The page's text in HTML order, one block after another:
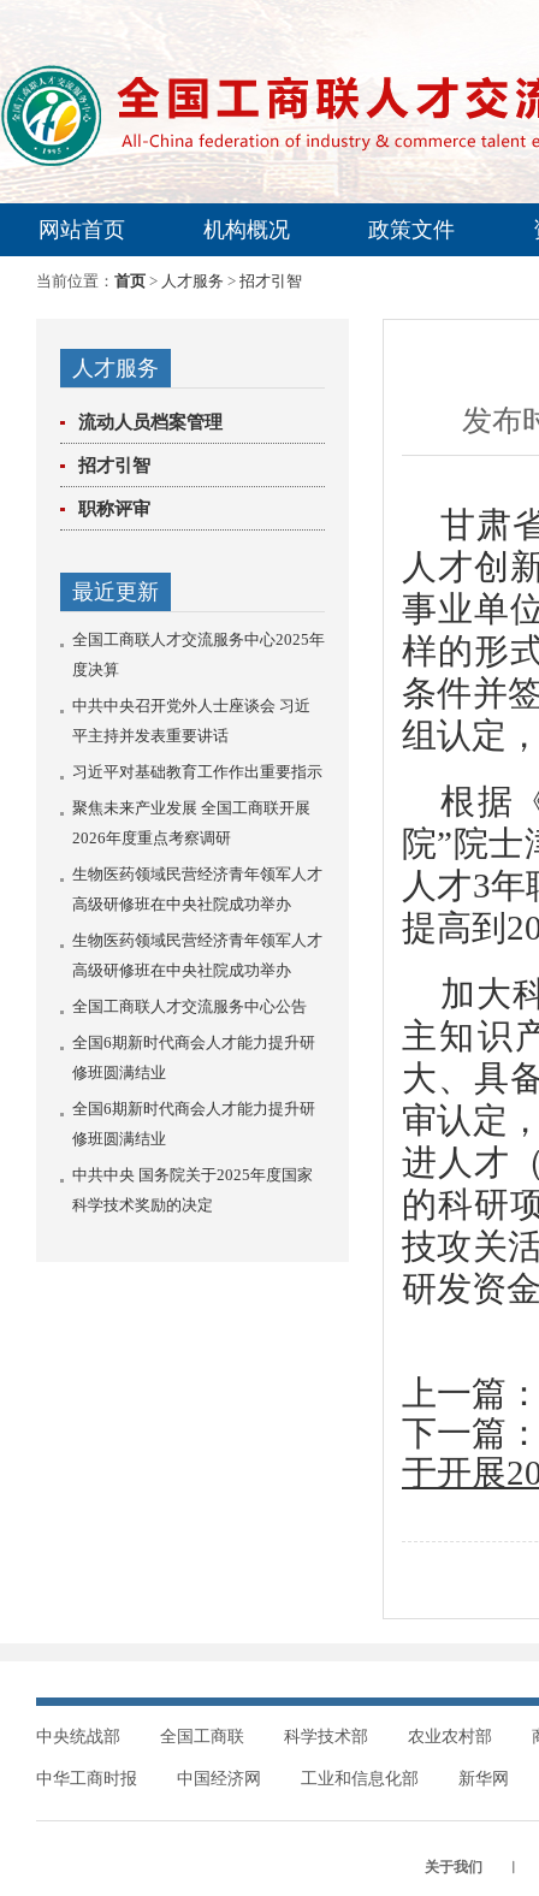
网站首页 机构概况 政策文件
专家委员会
当前位置： 首页 > 人才服务 > 招才引智
人才服务
流动人员档案管理
招才引智
职称评审
最近更新
全国工商联人才交流服务中心2025年
度决算
中共中央召开党外人士座谈会 习近
平主持并发表重要讲话
习近平对基础教育工作作出重要指示
聚焦未来产业发展 全国工商联开展
2026年度重点考察调研
生物医药领域民营经济青年领军人才
高级研修班在中央社院成功举办
生物医药领域民营经济青年领军人才
高级研修班在中央社院成功举办
全国工商联人才交流服务中心公告
全国6期新时代商会人才能力提升研
修班圆满结业
全国6期新时代商会人才能力提升研
修班圆满结业
中共中央 国务院关于2025年度国家
科学技术奖励的决定
发布
甘肃
人才创
事业单
样的形
条件并
组认定
根据
院”院
人才3
提高到
加大
主知识
大、具
审认定
进人才
的科研
技攻关
研发资
上一篇
下一篇
于开展
中央统战部 全国工商联 科学技术部 农业农村部
中华工商时报 中国经济网 工业和信息化部 新华网
关于我们